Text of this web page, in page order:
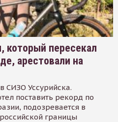
который пересекал
арестовали на
СИЗО Уссурийска.
поставить рекорд по
подозревается в
границы